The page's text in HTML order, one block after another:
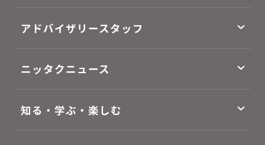
アドバイザリースタッフ
ニッタクニュース
知る・学ぶ・楽しむ